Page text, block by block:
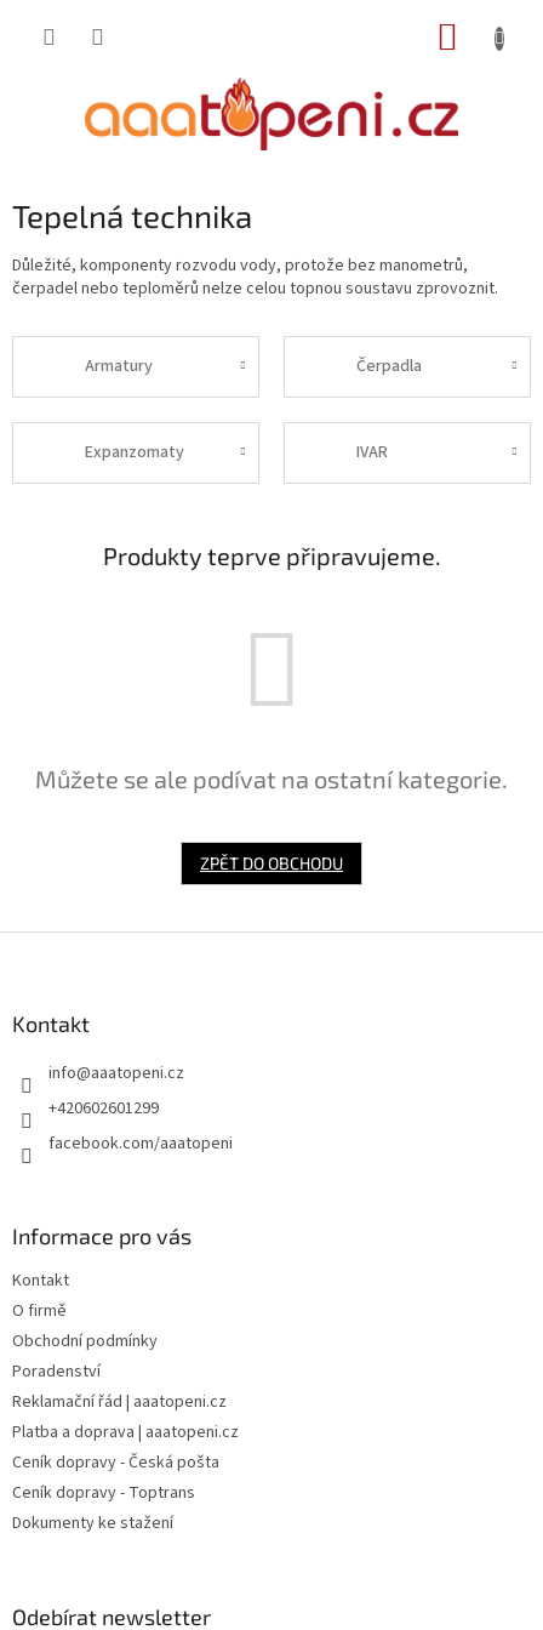
Tepelná technika
Důležité, komponenty rozvodu vody, protože bez manometrů,
čerpadel nebo teploměrů nelze celou topnou soustavu zprovoznit.
Armatury Čerpadla
Expanzomaty IVAR
Produkty teprve připravujeme.
Můžete se ale podívat na ostatní kategorie.
ZPĚT DO OBCHODU
Kontakt
info@aaatopeni.cz
+420602601299
facebook.com/aaatopeni
Informace pro vás
Kontakt
O firmě
Obchodní podmínky
Poradenství
Reklamační řád | aaatopeni.cz
Platba a doprava | aaatopeni.cz
Ceník dopravy - Česká pošta
Ceník dopravy - Toptrans
Dokumenty ke stažení
Odebírat newsletter